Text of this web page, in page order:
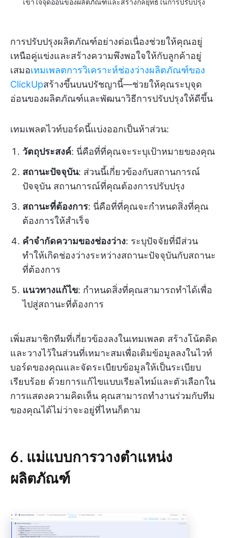
การปรับปรุงผลิตภัณฑ์อย่างต่อเนื่องช่วยให้คุณอยู่
เหนือคู่แข่งและสร้างความพึงพอใจให้กับลูกค้าอยู่
เสมอเทมเพลตการวิเคราะห์ช่องว่างผลิตภัณฑ์ของ
ClickUpสร้างขึ้นบนปรัชญานี้—ช่วยให้คุณระบุจุด
อ่อนของผลิตภัณฑ์และพัฒนาวิธีการปรับปรุงให้ดีขึ้น
เทมเพลตไวท์บอร์ดนี้แบ่งออกเป็นห้าส่วน:
วัตถุประสงค์: นี่คือที่ที่คุณจะระบุเป้าหมายของคุณ
สถานะปัจจุบัน: ส่วนนี้เกี่ยวข้องกับสถานการณ์
ปัจจุบัน สถานการณ์ที่คุณต้องการปรับปรุง
สถานะที่ต้องการ: นี่คือที่ที่คุณจะกำหนดสิ่งที่คุณ
ต้องการให้สำเร็จ
คำจำกัดความของช่องว่าง: ระบุปัจจัยที่มีส่วน
ทำให้เกิดช่องว่างระหว่างสถานะปัจจุบันกับสถานะ
ที่ต้องการ
แนวทางแก้ไข: กำหนดสิ่งที่คุณสามารถทำได้เพื่อ
ไปสู่สถานะที่ต้องการ
เพิ่มสมาชิกทีมที่เกี่ยวข้องลงในเทมเพลต สร้างโน้ตติด
และวางไว้ในส่วนที่เหมาะสมเพื่อเติมข้อมูลลงในไวท์
บอร์ดของคุณและจัดระเบียบข้อมูลให้เป็นระเบียบ
เรียบร้อย ด้วยการแก้ไขแบบเรียลไทม์และตัวเลือกใน
การแสดงความคิดเห็น คุณสามารถทำงานร่วมกับทีม
ของคุณได้ไม่ว่าจะอยู่ที่ไหนก็ตาม
6. แม่แบบการวางตำแหน่ง
ผลิตภัณฑ์